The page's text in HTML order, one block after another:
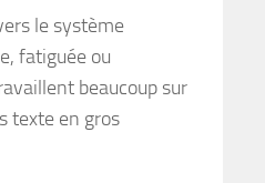
le système
fatiguée ou
beaucoup sur
texte en gros